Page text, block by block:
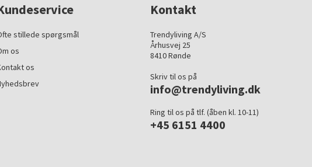
stillede spørgsmål
os
os
Kontakt
Trendyliving A/S
Århusvej 25
8410 Rønde
Skriv til os på
info@trendyliving.dk
Ring til os på tlf. (åben kl. 10-11)
+45 6151 4400